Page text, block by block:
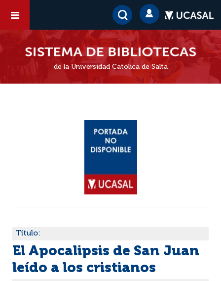
de la Universidad Católica de Salta
Título:
El Apocalipsis de San Juan
leído a los cristianos